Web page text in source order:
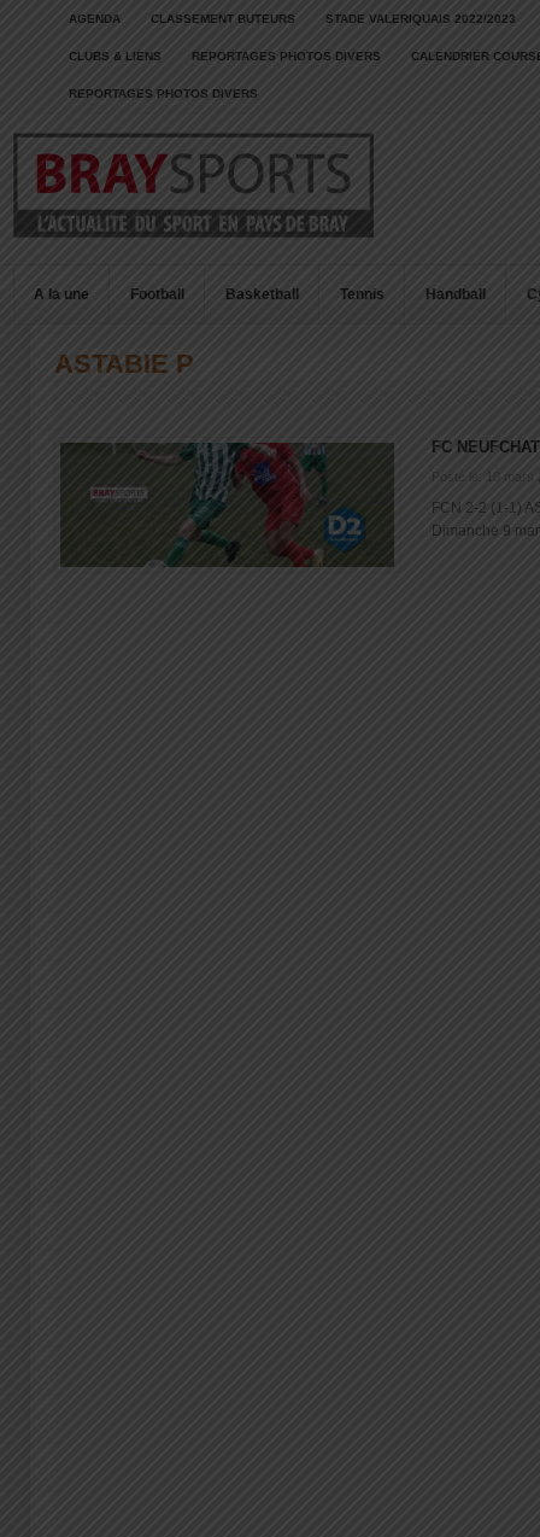
AGENDA CLASSEMENT BUTEURS STADE VALERIQUAIS 2022/2023
CLUBS & LIENS REPORTAGES PHOTOS DIVERS CALENDRIER
REPORTAGES PHOTOS DIVERS
A la une Football Basketball Tennis Handball
ASTABIE P
FC
Posté le: 10 mars
FCN 2-2 (1-1)
Dimanche 9